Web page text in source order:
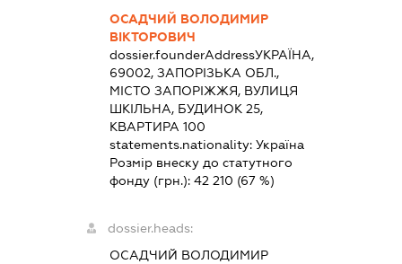
ОСАДЧИЙ ВОЛОДИМИР
ВІКТОРОВИЧ
dossier.founderAddressУКРАЇНА,
69002, ЗАПОРІЗЬКА ОБЛ.,
МІСТО ЗАПОРІЖЖЯ, ВУЛИЦЯ
ШКІЛЬНА, БУДИНОК 25,
КВАРТИРА 100
statements.nationality: Україна
Розмір внеску до статутного
фонду (грн.): 42 210 (67 %)
dossier.heads:
ОСАДЧИЙ ВОЛОДИМИР